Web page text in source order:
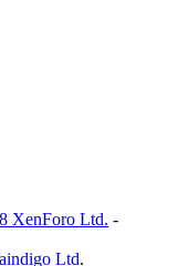
XenForo Ltd. -
Ltd.